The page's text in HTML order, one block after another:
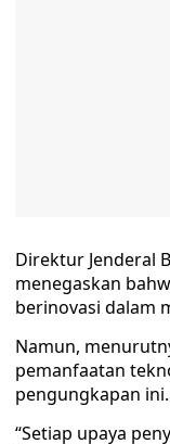
Direktur Jenderal
menegaskan
berinovasi dalam
Namun,
pemanfaatan
pengungkapan ini.
“Setiap upaya